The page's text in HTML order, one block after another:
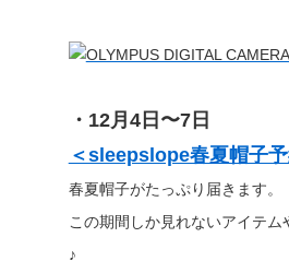
・12月4日〜7日
＜sleepslope春夏帽子
春夏帽子がたっぷり届きます。
この期間しか見れないアイテム
♪